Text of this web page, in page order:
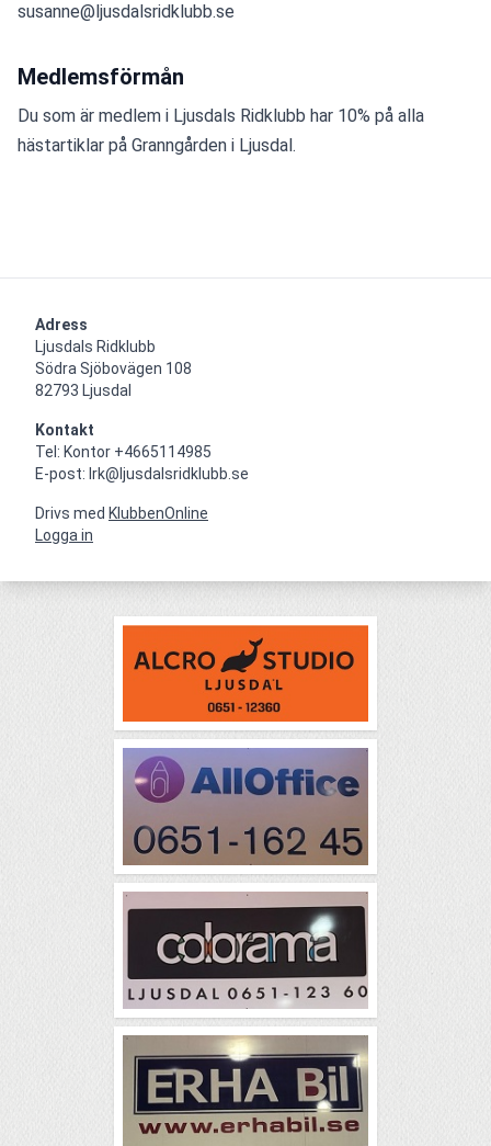
susanne@ljusdalsridklubb.se
Medlemsförmån
Du som är medlem i Ljusdals Ridklubb har 10% på alla
hästartiklar på Granngården i Ljusdal.
Adress
Ljusdals Ridklubb
Södra Sjöbovägen 108
82793 Ljusdal
Kontakt
Tel: Kontor +4665114985
E-post: lrk@ljusdalsridklubb.se
Drivs med KlubbenOnline
Logga in